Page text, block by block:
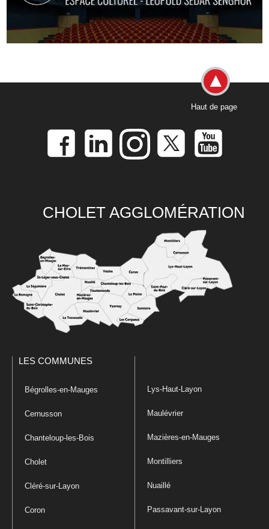
Haut de page
CHOLET AGGLOMÉRATION
LES COMMUNES
Bégrolles-en-Mauges
Cernusson
Chanteloup-les-Bois
Cholet
Cléré-sur-Layon
Coron
Lys-Haut-Layon
Maulévrier
Mazières-en-Mauges
Montilliers
Nuaillé
Passavant-sur-Layon